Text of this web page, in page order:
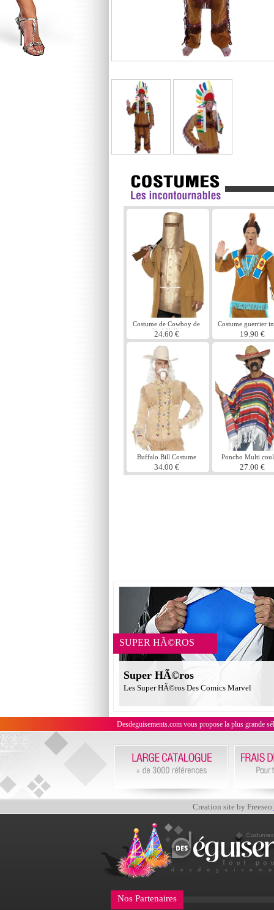
Costume de Cowboy de
Ned Kelly
24.60 €
Costume guerrier
19.90 €
Buffalo Bill Costume
occidental
34.00 €
Poncho Multi
27.00 €
SUPER HÃ©ROS
Super HÃ©ros
Les Super HÃ©ros Des Comics Marvel
Desdeguisements.com vous propose la plus grande
Creation site by Freeseo
Nos Partenaires